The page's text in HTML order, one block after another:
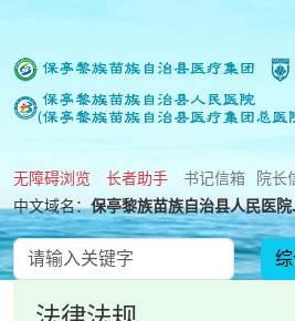
无障碍浏览 长者助手 书记信箱 院长
中文域名：保亭黎族苗族自治县人民医